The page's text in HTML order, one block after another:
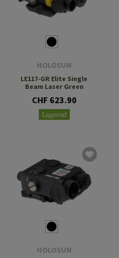
HOLOSUN
LE117-GR Elite Single
Beam Laser Green
CHF 623.90
Lagernd
HOLOSUN